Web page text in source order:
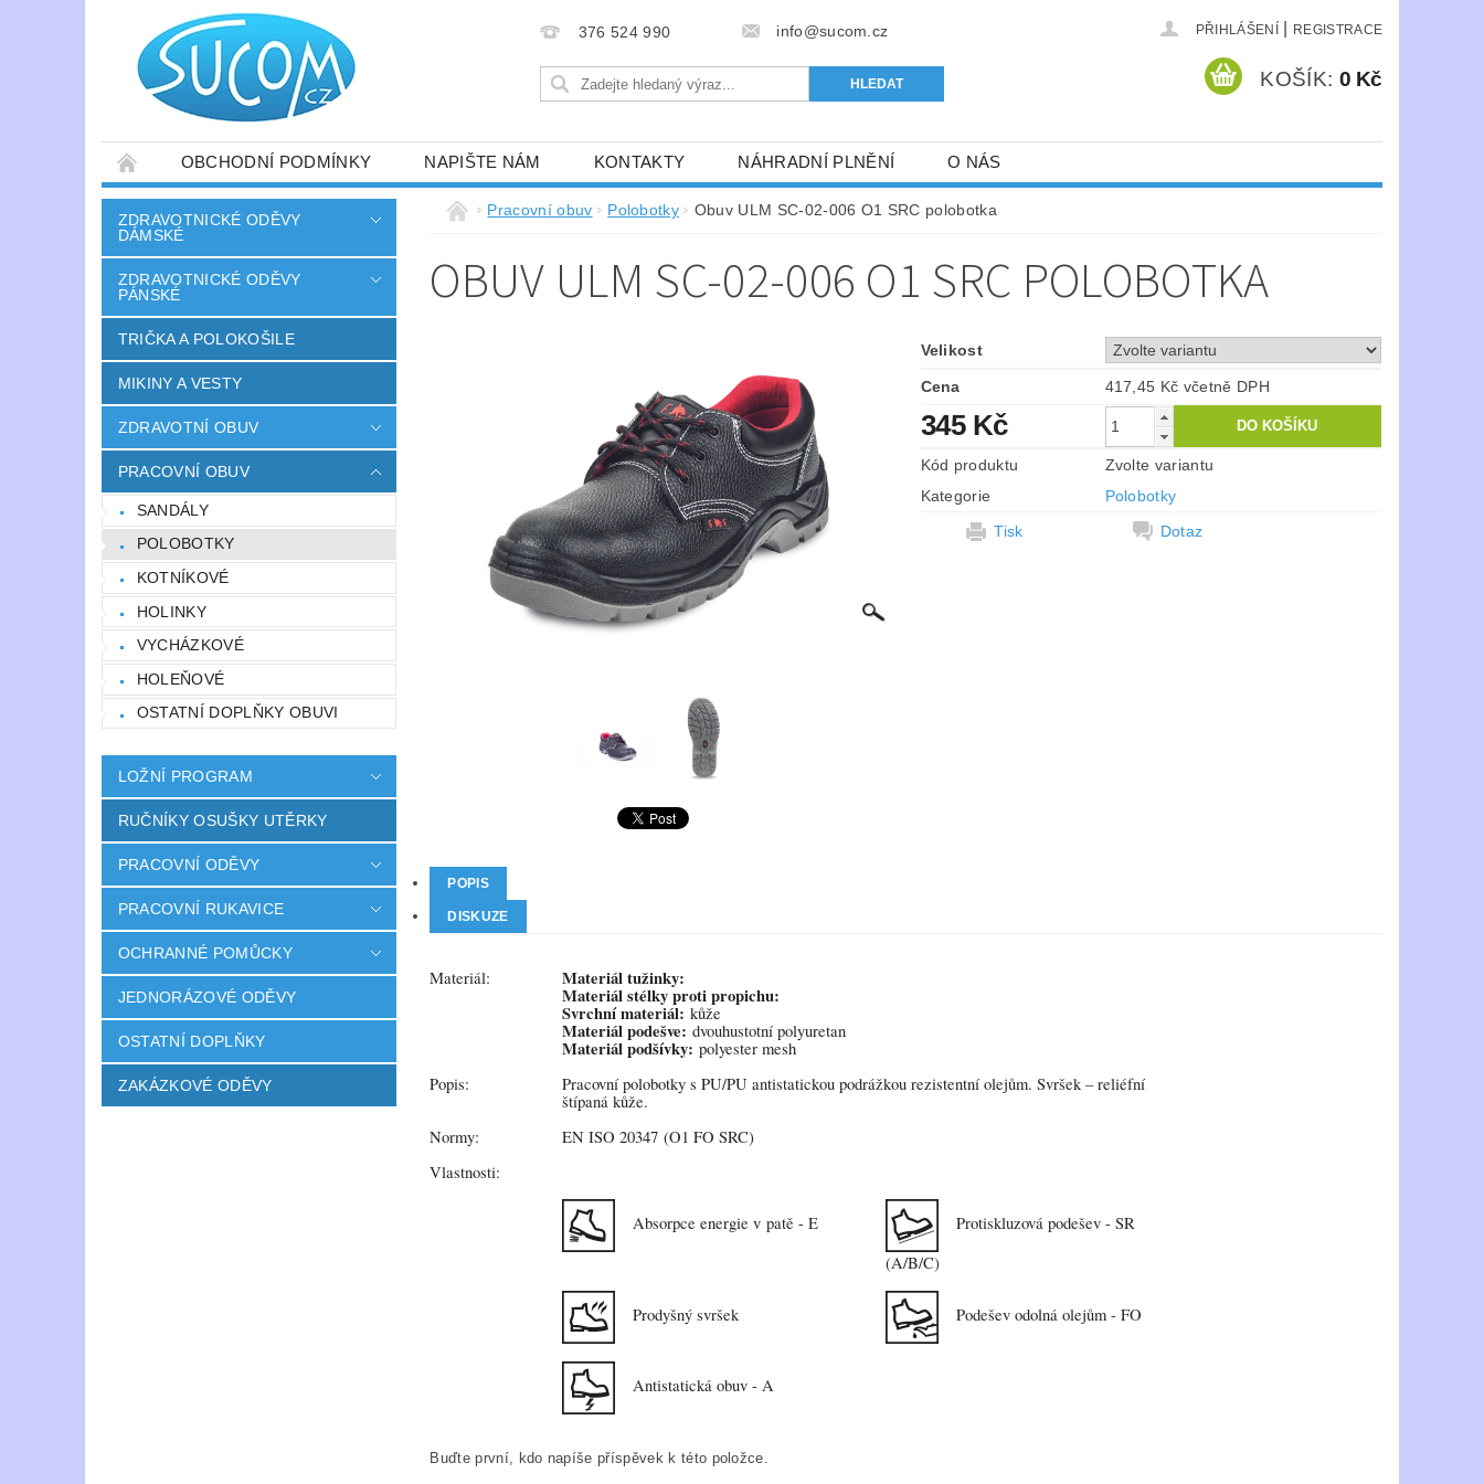
376 524 990 info@sucom.cz PŘIHLÁŠENÍ REGISTRACE
KOŠÍK: 0 Kč
OBCHODNÍ PODMÍNKY NAPIŠTE NÁM KONTAKTY NÁHRADNÍ PLNĚNÍ O NÁS
ZDRAVOTNICKÉ ODĚVY
DÁMSKÉ
ZDRAVOTNICKÉ ODĚVY
PÁNSKÉ
TRIČKA A POLOKOŠILE
MIKINY A VESTY
ZDRAVOTNÍ OBUV
PRACOVNÍ OBUV
SANDÁLY
POLOBOTKY
KOTNÍKOVÉ
HOLINKY
VYCHÁZKOVÉ
HOLEŇOVÉ
OSTATNÍ DOPLŇKY OBUVI
LOŽNÍ PROGRAM
RUČNÍKY OSUŠKY UTĚRKY
PRACOVNÍ ODĚVY
PRACOVNÍ RUKAVICE
OCHRANNÉ POMŮCKY
JEDNORÁZOVÉ ODĚVY
OSTATNÍ DOPLŇKY
ZAKÁZKOVÉ ODĚVY
Pracovní obuv Polobotky Obuv ULM SC-02-006 O1 SRC polobotka
OBUV ULM SC-02-006 O1 SRC POLOBOTKA
Velikost
Cena 417,45 Kč včetně DPH
345 Kč
Kód produktu
Zvolte variantu
Kategorie
Polobotky
Tisk
Dotaz
POPIS
DISKUZE
Materiál: Materiál tužinky:
Materiál stélky proti propichu:
Svrchní materiál: kůže
Materiál podešve: dvouhustotní polyuretan
Materiál podšívky: polyester mesh
Popis:
Pracovní polobotky s PU/PU antistatickou podrážkou rezistentní olejům. Svršek – reliéfní
štípaná kůže.
Normy:
EN ISO 20347(O1 FO SRC)
Vlastnosti:
Absorpce energie v patě - E
Protiskluzová podešev - SR
(A/B/C)
Prodyšný svršek Podešev odolná olejům - FO
Antistatická obuv - A
Buďte první, kdo napíše příspěvek k této položce.